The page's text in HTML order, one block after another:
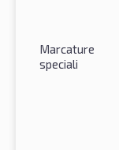
Marcature
speciali